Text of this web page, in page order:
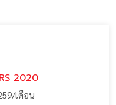
2020
เดือน